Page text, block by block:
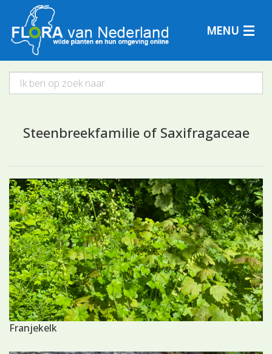
MENU
Determineren
Steenbreekfamilie of Saxifragaceae
Franjekelk